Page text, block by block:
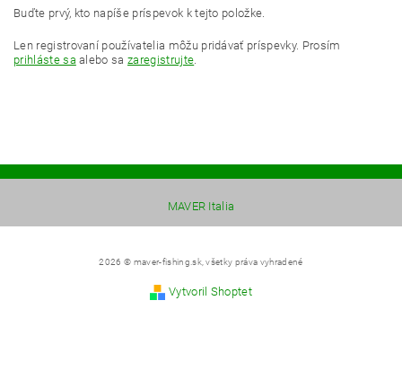
Buďte prvý, kto napíše príspevok k tejto položke.
Len registrovaní používatelia môžu pridávať príspevky. Prosím
prihláste sa alebo sazaregistrujte.
MAVER Italia
2026 © maver-fishing.sk, všetky práva vyhradené
Vytvoril Shoptet